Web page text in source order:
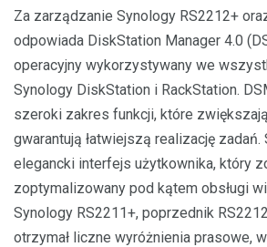
Za zarządzanie Synology RS2212+
odpowiada DiskStation Manager 4.0
operacyjny wykorzystywany we
Synology DiskStation i RackStation.
szeroki zakres funkcji, które
gwarantują łatwiejszą realizację
elegancki interfejs użytkownika, który
zoptymalizowany pod kątem obsługi
Synology RS2211+, poprzednik
otrzymał liczne wyróżnienia prasowe,